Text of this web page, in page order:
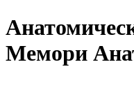
Мемори